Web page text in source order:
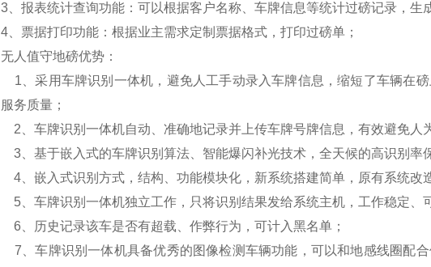
3、报表统计查询功能：可以根据客户名称、车牌信息等统计过磅记录，生
4、票据打印功能：根据业主需求定制票据格式，打印过磅单；
无人值守地磅优势 ：
1、采用车牌识别一体机，避免人工手动录入车牌信息，缩短了车辆在
服务质量；
2、车牌识别一体机自动、准确地记录并上传车牌号牌信息，有效避免人
3、基于嵌入式的车牌识别算法、智能爆闪补光技术，全天候的高识别率
4、嵌入式识别方式，结构、功能模块化，新系统搭建简单，原有系统改
5、车牌识别一体机独立工作，只将识别结果发给系统主机，工作稳定、
6、历史记录该车是否有超载、作弊行为，可计入黑名单；
7、车牌识别一体机具备优秀的图像检测车辆功能，可以和地感线圈配